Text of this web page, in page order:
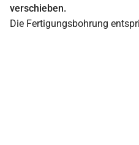
verschieben.
Die Fertigungsbohrung